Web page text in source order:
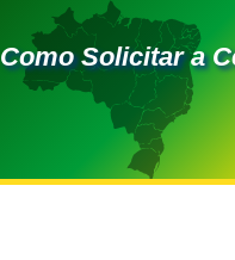
Como Solicitar a